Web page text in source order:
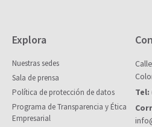
Explora
Nuestras sedes
Sala de prensa
Política de protección de datos
Programa de Transparencia y Ética
Empresarial
Tel: